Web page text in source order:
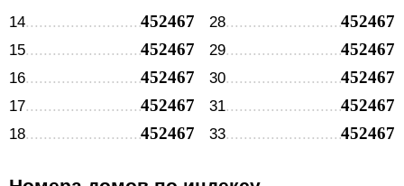
14 452467
15 452467
16 452467
17 452467
18 452467
28 452467
29 452467
30 452467
31 452467
33 452467